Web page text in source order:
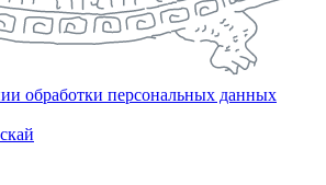
обработки персональных данных